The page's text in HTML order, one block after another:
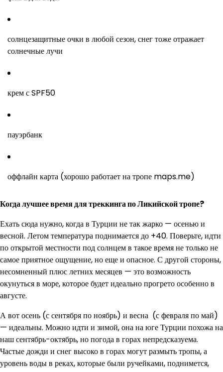
солнцезащитные очки в любой сезон, снег тоже отражает
солнечные лучи
крем с SPF50
пауэрбанк
оффлайн карта (хорошо работает на тропе maps.me)
Когда лучшее время для треккинга по Ликийской тропе?
Ехать сюда нужно, когда в Турции не так жарко — осенью и
весной. Летом температура поднимается до +40. Поверьте, идти
по открытой местности под солнцем в такое время не только не
самое приятное ощущение, но еще и опасное. С другой стороны,
несомненный плюс летних месяцев — это возможность
окунуться в море, которое будет идеально прогрето особенно в
августе.
А вот осень (с сентября по ноябрь) и весна (с февраля по май)
— идеальны. Можно идти и зимой, она на юге Турции похожа на
наш сентябрь-октябрь, но погода в горах непредсказуема.
Частые дожди и снег высоко в горах могут размыть тропы, а
уровень воды в реках, которые были ручейками, поднимется,